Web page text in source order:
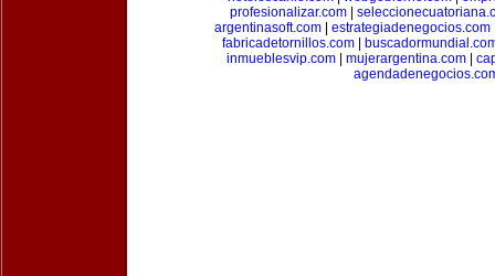
profesionalizar.com|
argentinasoft.com| estrategiadenegocios.com
fabricadetornillos.com
inmueblesvip.com
mujerargentina.com